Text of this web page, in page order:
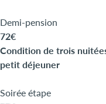
Demi-pension
72€
Condition de trois
petit déjeuner
Soirée étape